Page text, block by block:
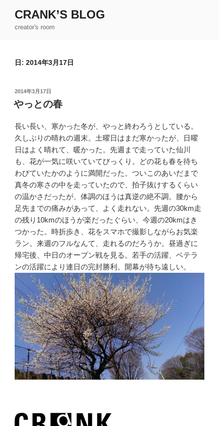
CRANK’S BLOG
creator's room
日: 2014年3月17日
投
稿
日:
2014年3月17日
やっとの春
長い長い、寒かった冬が、やっと終わろうとしている。
久しぶりの晴れの週末。土曜日はまだ寒かったが、日曜
日はよく晴れて、暖かった。先週まで走っていた仙川
も、花が一気に咲いていてびっくり。どの花も春を待ち
わびていたかのように満開だった。ついこのあいだまで
真冬の寒さの中を走っていたので、拍子抜けするくらい
の温かさだったが、体調のほうは真逆の絶不調。腰から
足先までの痛みがあって、よく走れない。先週の30km走
の残り10kmのほうが楽だったぐらい、今週の20kmはき
つかった。時折歩き、花をスマホで撮影しながらお気楽
ラン。来週のフルなんて、走れるのだろうか。昼過ぎに
帰宅後、中日のオープン戦を見る。若手の活躍、ベテラ
ンの活躍により連日の完封勝利。開幕が待ち遠しい。